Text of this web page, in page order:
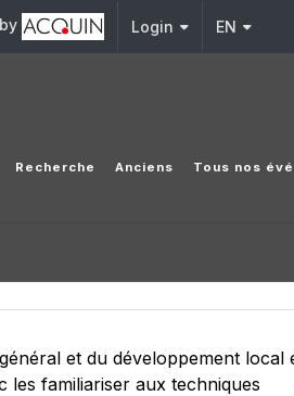
Login EN
Recherche Anciens Tous nos
et du développement local
familiariser aux techniques